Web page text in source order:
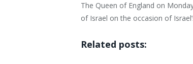
The Queen of England on
of Israel on the occasion of
Related posts: